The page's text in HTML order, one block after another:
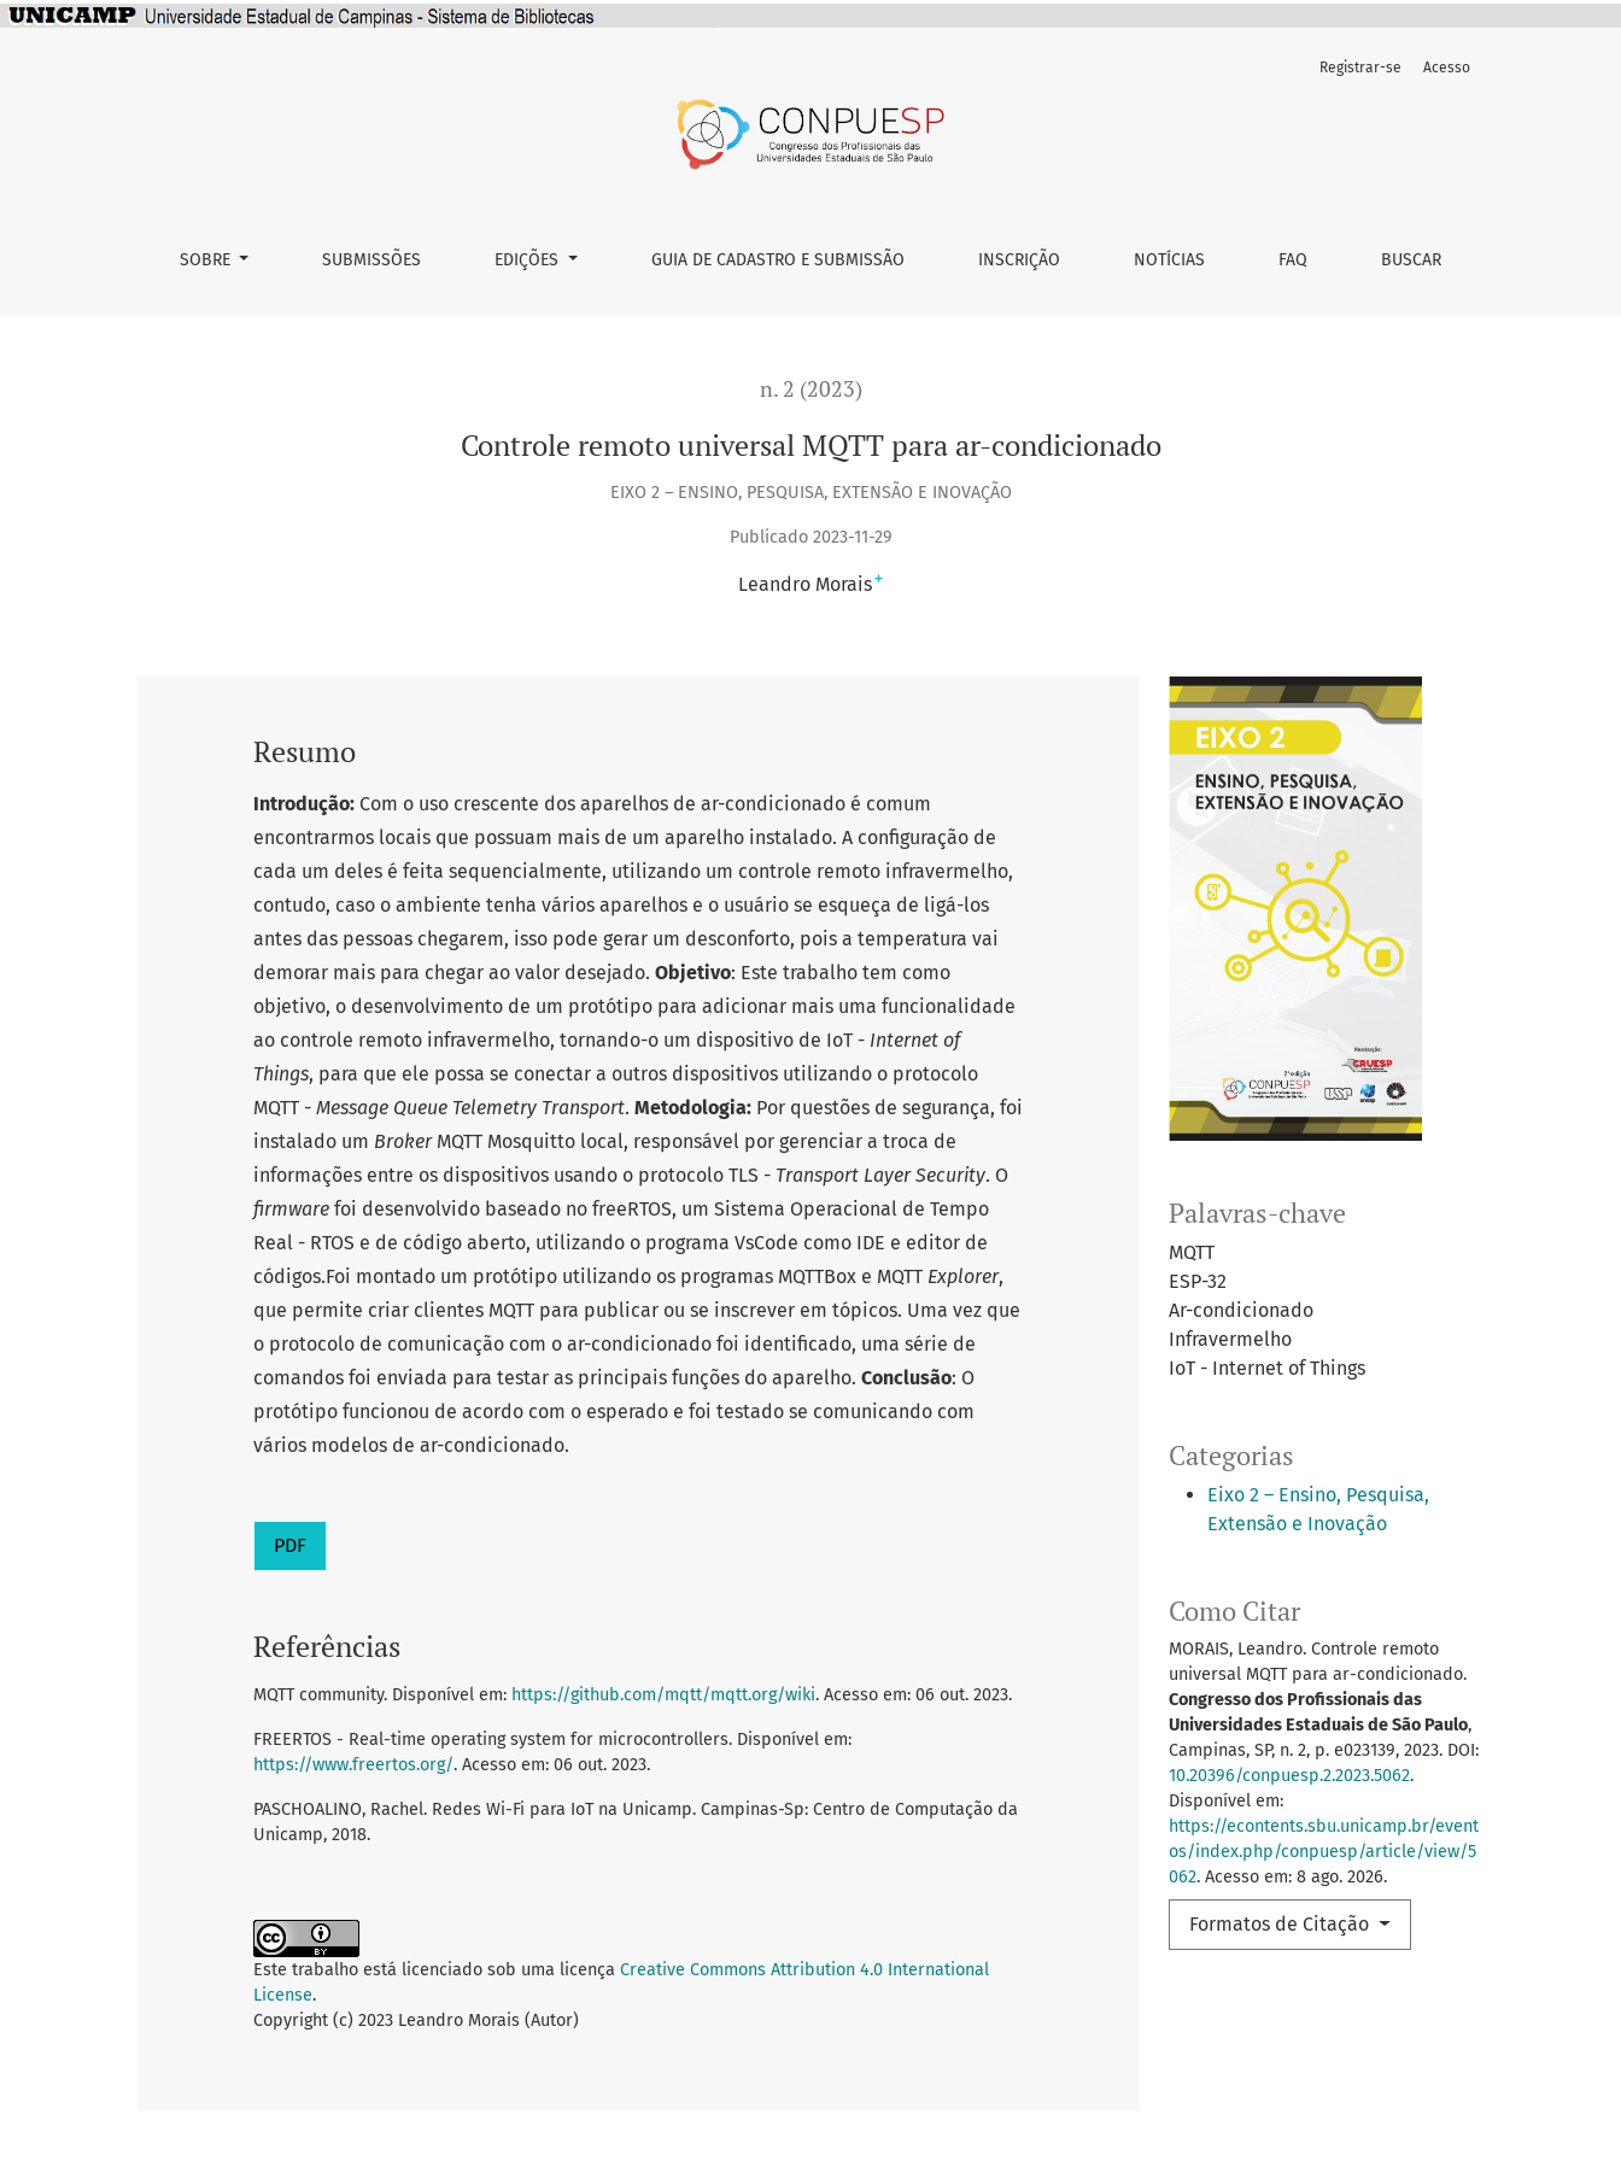
SOBRE SUBMISSÕES EDIÇÕES GUIA DE CADASTRO E SUBMISSÃO INSCRIÇÃO NOTÍCIAS FAQ BUSCAR
Registrar-se Acesso
n. 2 (2023)
Controle remoto universal MQTT para ar-condicionado
EIXO 2 – ENSINO, PESQUISA, EXTENSÃO E INOVAÇÃO
Publicado 2023-11-29
Leandro Morais+
Palavras-chave
MQTT
ESP-32
Ar-condicionado
Infravermelho
IoT - Internet of Things
Categorias
Eixo 2 – Ensino, Pesquisa,
Extensão e Inovação
Como Citar
MORAIS, Leandro. Controle remoto
universal MQTT para ar-condicionado.
Congresso dos Profissionais das
Universidades Estaduais de São Paulo,
Campinas, SP, n. 2, p. e023139, 2023. DOI:
10.20396/conpuesp.2.2023.5062.
Disponível em:
https://econtents.sbu.unicamp.br/event
os/index.php/conpuesp/article/view/5
062. Acesso em: 8 ago. 2026.
Formatos de Citação
Resumo
Introdução: Com o uso crescente dos aparelhos de ar-condicionado é comum
encontrarmos locais que possuam mais de um aparelho instalado. A configuração de
cada um deles é feita sequencialmente, utilizando um controle remoto infravermelho,
contudo, caso o ambiente tenha vários aparelhos e o usuário se esqueça de ligá-los
antes das pessoas chegarem, isso pode gerar um desconforto, pois a temperatura vai
demorar mais para chegar ao valor desejado. Objetivo: Este trabalho tem como
objetivo, o desenvolvimento de um protótipo para adicionar mais uma funcionalidade
ao controle remoto infravermelho, tornando-o um dispositivo de IoT - Internet of
Things, para que ele possa se conectar a outros dispositivos utilizando o protocolo
MQTT - Message Queue Telemetry Transport. Metodologia: Por questões de segurança, foi
instalado um BrokerMQTT Mosquitto local, responsável por gerenciar a troca de
informações entre os dispositivos usando o protocolo TLS - Transport Layer Security. O
firmware foi desenvolvido baseado no freeRTOS, um Sistema Operacional de Tempo
Real - RTOS e de código aberto, utilizando o programa VsCode como IDE e editor de
códigos.Foi montado um protótipo utilizando os programas MQTTBox e MQTT Explorer,
que permite criar clientes MQTT para publicar ou se inscrever em tópicos. Uma vez que
o protocolo de comunicação com o ar-condicionado foi identificado, uma série de
comandos foi enviada para testar as principais funções do aparelho. Conclusão: O
protótipo funcionou de acordo com o esperado e foi testado se comunicando com
vários modelos de ar-condicionado.
PDF
Referências
MQTT community. Disponível em: https://github.com/mqtt/mqtt.org/wiki. Acesso em: 06 out. 2023.
FREERTOS - Real-time operating system for microcontrollers. Disponível em:
https://www.freertos.org/. Acesso em: 06 out. 2023.
PASCHOALINO, Rachel. Redes Wi-Fi para IoT na Unicamp. Campinas-Sp: Centro de Computação da
Unicamp, 2018.
Este trabalho está licenciado sob uma licença Creative Commons Attribution 4.0 International
License.
Copyright (c) 2023 Leandro Morais (Autor)